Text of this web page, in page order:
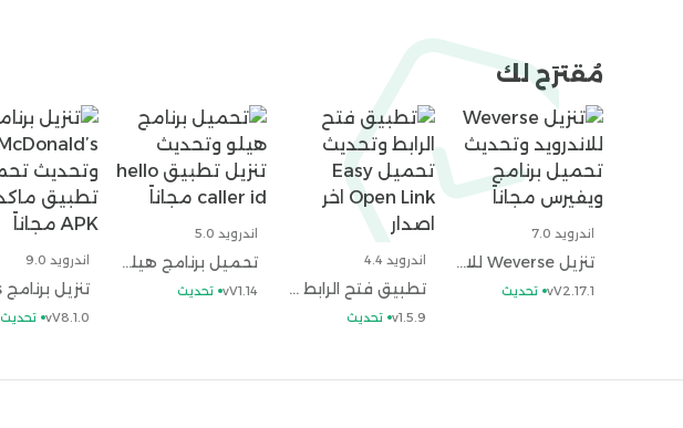
يمكنك تحميل مدير الملفات APK بدون أن تدفع أي رسوم.
الهاتف؟– لا تقلق يا صديقي من ذلك، فأن File Manager آمن تماماً وخالي من جميع الفيروسات.
ماين كرافت
honista
مُقترَح لك
تنزيل Weverse للاندرويد وتحديث تحميل برنامج ويفيرس مجاناً
اندرويد 7.0
vV2.17.1 تحديث تطبيق فتح الرابط وتحديث تحميل Easy Open Link اخر اصدار
اندرويد 4.4
v1.5.9 تحديث
تحميل برنامج هيلو وتحديث تنزيل تطبيق hello caller id مجاناً
اندرويد 5.0
vV1.14 تحديث
اندرويد 9.0
vV8.1.0 تحديث